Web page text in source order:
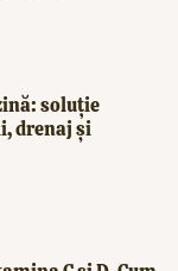
soluție
drenaj și